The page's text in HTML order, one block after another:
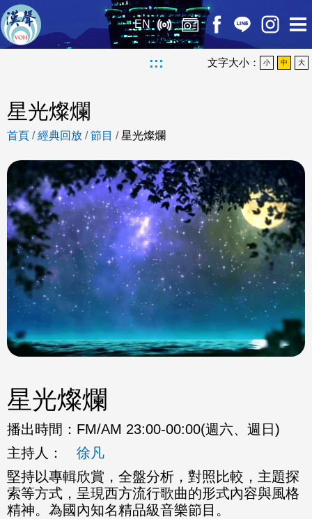
EN
::: 文字大小： 小 中 大
星光燦爛
首頁 /經典回放 /節目 /星光燦爛
星光燦爛
播出時間： FM/AM 23:00-00:00(週六、週日)
主持人：
徐凡
堅持以專輯欣賞，全盤分析，對照比較，主題探
索等方式，呈現西方流行歌曲的形式內容與風格
精神。為國內知名精品級音樂節目。